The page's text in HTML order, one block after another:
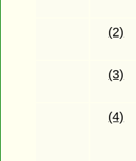
(2)
(3)
(4)